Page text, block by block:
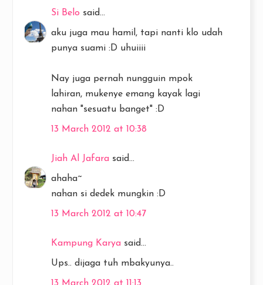
Si Belo said...
aku juga mau hamil, tapi nanti klo udah
punya suami :D uhuiiii
Nay juga pernah nungguin mpok
lahiran, mukenye emang kayak lagi
nahan "sesuatu banget" :D
13 March 2012 at 10:38
Jiah Al Jafara said...
ahaha~
nahan si dedek mungkin :D
13 March 2012 at 10:47
Kampung Karya said...
Ups.. dijaga tuh mbakyunya..